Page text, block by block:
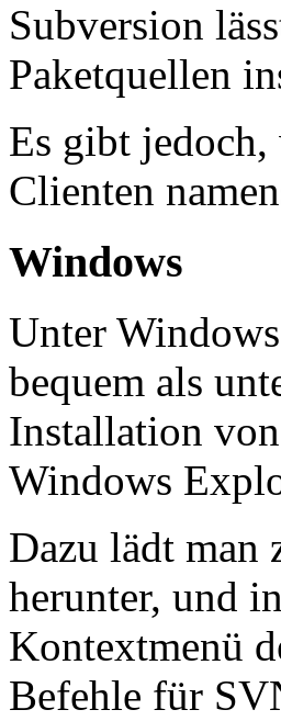
Subversion
Paketquellen
Es gibt
Clienten
Windows
Unter
bequem als
Installation
Windows
Dazu lädt man
herunter, und
Kontextmenü
Befehle für